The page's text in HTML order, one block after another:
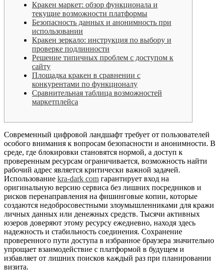
Кракен маркет: обзор функционала и
текущие возможности платформы
Безопасность данных и анонимность при
использовании
Кракен зеркало: инструкция по выбору и
проверке подлинности
Решение типичных проблем с доступом к
сайту
Площадка кракен в сравнении с
конкурентами по функционалу
Сравнительная таблица возможностей
маркетплейса
Современный цифровой ландшафт требует от пользователей
особого внимания к вопросам безопасности и анонимности. В
среде, где блокировки становятся нормой, а доступ к
проверенным ресурсам ограничивается, возможность найти
рабочий адрес является критически важной задачей.
Использование kra-dark com гарантирует вход на
оригинальную версию сервиса без лишних посредников и
рисков перенаправления на фишинговые копии, которые
создаются недобросовестными злоумышленниками для кражи
личных данных или денежных средств. Тысячи активных
юзеров доверяют этому ресурсу ежедневно, находя здесь
надежность и стабильность соединения. Сохранение
проверенного пути доступа в избранное браузера значительно
упрощает взаимодействие с платформой в будущем и
избавляет от лишних поисков каждый раз при планировании
визита.